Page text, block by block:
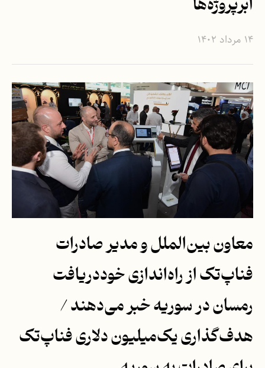
ابرپروژه‌ها
۱۴ مرداد ۱۴۰۲
معاون بین‌الملل و مدیر صادرات
فناپ‌تک از راه‌اندازی خوددریافت
رمسان در سوریه خبر می‌دهند /
هدف‌گذاری یک‌میلیون دلاری فناپ‌تک